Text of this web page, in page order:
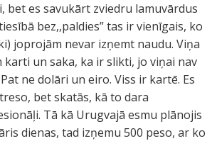
bet es savukārt zviedru lamuvārdus
bez,,paldies” tas ir vienīgais, ko
joprojām nevar izņemt naudu. Viņa
karti un saka, ka ir slikti, jo viņai nav
ne dolāri un eiro. Viss ir kartē. Es
bet skatās, kā to dara
Tā kā Urugvajā esmu plānojis
dienas, tad izņemu 500 peso, ar ko